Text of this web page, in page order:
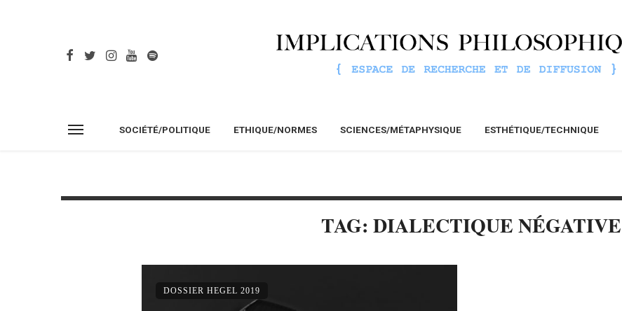
SOCIÉTÉ/POLITIQUE ETHIQUE/NORMES SCIENCES/MÉTAPHYSIQUE ESTHÉTIQUE/TECHNIQUE
TAG: DIALECTIQUE NÉGATIVE
DOSSIER HEGEL 2019